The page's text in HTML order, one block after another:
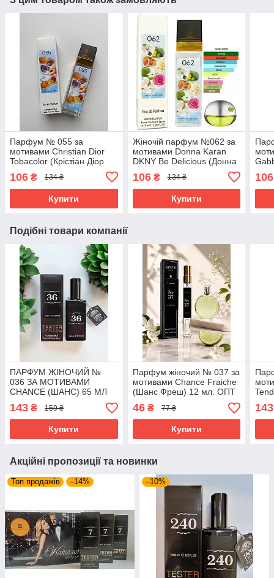
Парфум № 055 за
мотивами Christian Dior
Tobacolor (Крістіан Діор
106 ₴ 134 ₴
Купити
Жіночій парфум №062 за
мотивами Donna Karan
DKNY Be Delicious (Донна
Каран Би Делишес) 40 мл
106₴ 134 ₴
Купити
106
Подібні товари компанії
ПАРФУМ ЖІНОЧИЙ №
036 ЗА МОТИВАМИ
CHANCE (ШАНС) 65 МЛ
143 ₴ 159 ₴
Купити
Парфум жіночий № 037 за
мотивами Chance Fraiche
(Шанс Фреш) 12 мл. ОПТ
46₴ 77 ₴
Купити
143
Акційні пропозиції та новинки
Топ продажів –14% –10%